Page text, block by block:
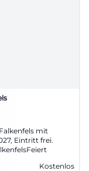
mit
Eintritt frei.
Kostenlos